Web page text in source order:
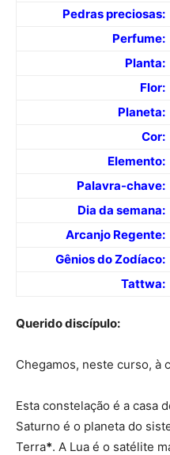
Pedras preciosas:
Perfume:
Planta:
Flor:
Planeta:
Cor:
Elemento:
Palavra-chave:
Dia da semana:
Arcanjo Regente:
Gênios do Zodíaco:
Tattwa:
Querido discípulo:
Chegamos, neste curso, à
Esta constelação é a casa
Saturno é o planeta do
Terra*. A Lua é o satélite